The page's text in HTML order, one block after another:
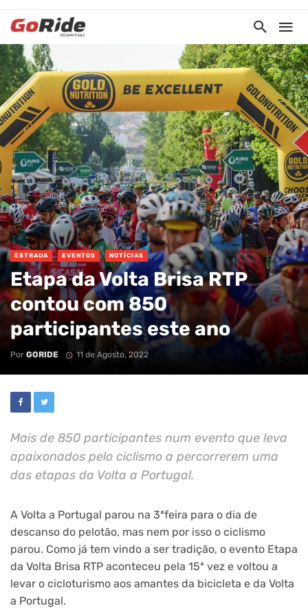
ESTRADA EVENTOS NOTÍCIAS
Etapa da Volta Brisa RTP
contou com 850
participantes este ano
Por GORIDE 11 de Agosto, 2022
Mais de 850 participantes num evento que leva
apaixonados pelo ciclismo a percorrerem uma
das etapas da Volta a Portugal.
A Volta a Portugal parou na 3ªfeira para o dia de
descanso do pelotão, mas nem por isso o ciclismo
parou. Como já tem vindo a ser tradição, o evento Etapa
da Volta Brisa RTP aconteceu pela 15ª vez e voltou a
levar o cicloturismo aos amantes da bicicleta e da Volta
a Portugal.